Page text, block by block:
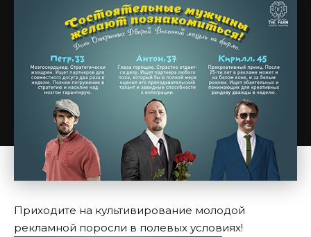
Приходите на культивирование молодой
рекламной поросли в полевых условиях!